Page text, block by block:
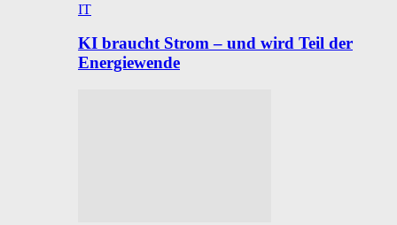
IT
KI braucht Strom – und wird Teil der
Energiewende